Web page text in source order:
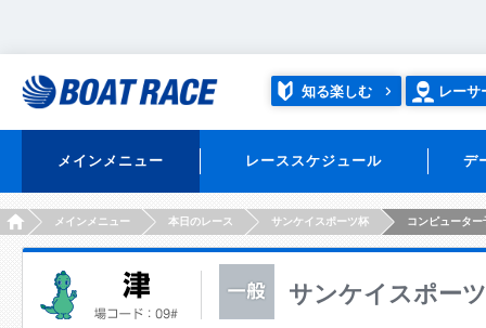
知る楽しむ レーサ
メインメニュー レーススケジュール デ
HOMEメインメニュー 本日のレース サンケイスポーツ杯 コンピューター
サンケイスポー